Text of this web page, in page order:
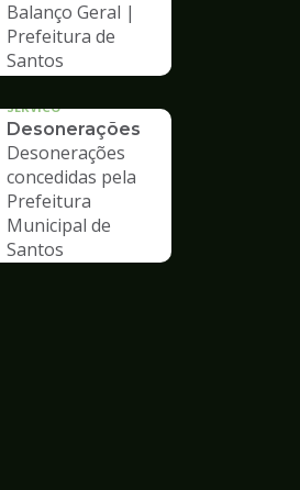
Balanço Geral |
Prefeitura de
Santos
SERVICO
Desonerações
Desonerações
concedidas pela
Prefeitura
Municipal de
Santos